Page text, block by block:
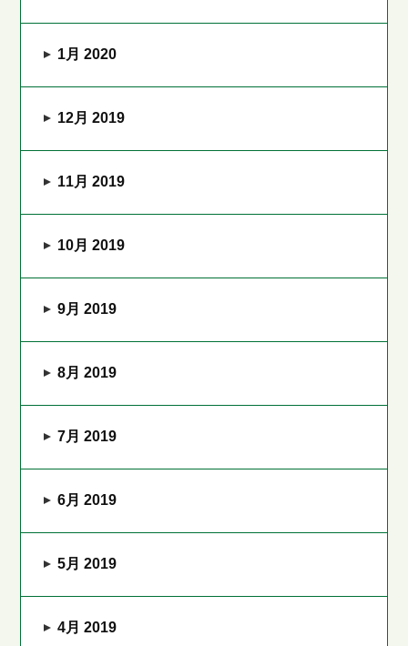
1月 2020
12月 2019
11月 2019
10月 2019
9月 2019
8月 2019
7月 2019
6月 2019
5月 2019
4月 2019